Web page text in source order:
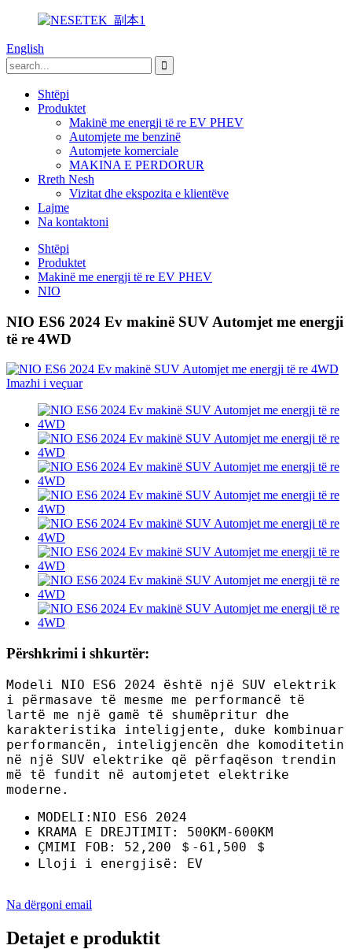
English
Shtëpi
Produktet
Makinë me energji të re EV PHEV
Automjete me benzinë
Automjete komerciale
MAKINA E PERDORUR
Rreth Nesh
Vizitat dhe ekspozita e klientëve
Lajme
Na kontaktoni
Shtëpi
Produktet
Makinë me energji të re EV PHEV
NIO
NIO ES6 2024 Ev makinë SUV Automjet me energji
të re 4WD
Përshkrimi i shkurtër:
Modeli NIO ES6 2024 është një SUV elektrik
i përmasave të mesme me performancë të
lartë me një gamë të shumëpritur dhe
karakteristika inteligjente, duke kombinuar
performancën, inteligjencën dhe komoditetin
në një SUV elektrike që përfaqëson trendin
më të fundit në automjetet elektrike
moderne.
MODELI:NIO ES6 2024
KRAMA E DREJTIMIT: 500KM-600KM
ÇMIMI FOB: 52,200 ＄-61,500 ＄
Lloji i energjisë: EV
Na dërgoni email
Detajet e produktit